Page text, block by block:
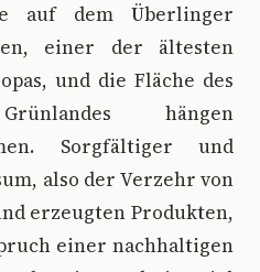
auf dem Überlinger
einer der ältesten
und die Fläche des
hängen
Sorgfältiger und
also der Verzehr von
erzeugten Produkten,
einer nachhaltigen